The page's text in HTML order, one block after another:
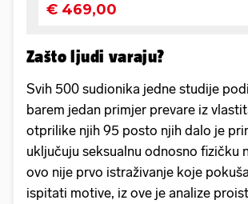
Zašto ljudi varaju?
Svih 500 sudionika jedne studije
barem jedan primjer prevare iz
otprilike njih 95 posto njih dalo je
uključuju seksualnu odnosno fizičku
ovo nije prvo istraživanje koje
ispitati motive, iz ove je analize